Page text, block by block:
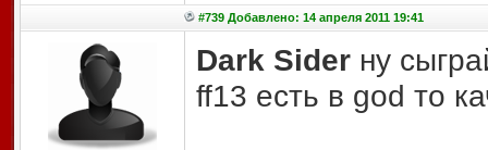
#739 Добавлено: 14 апреля 2011 19:41
Dark Siderну
ff13 есть в god то